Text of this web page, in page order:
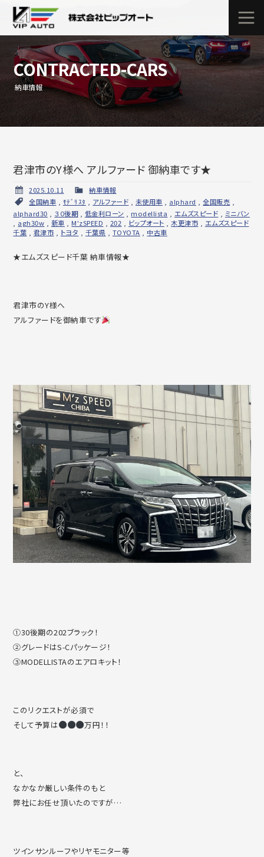
CONTRACTED-CARS
納車情報
君津市のY様へ アルファード 御納車です★
2025.10.11
納車情報
全国納車
ﾓﾃﾞﾘｽﾀ アルファード 未使用車 alphard ,全国販売
alphard30
３０後期, 低金利ローン modellista エムズスピード
ミニバン
agh30w 新車 M'zSPEED 202 ビップオート ,木更津市
エムズスピード
千葉
君津市 トヨタ 千葉県 TOYOTA 中古車
★エムズスピード千葉 納車情報★
君津市のY様へ
アルファードを御納車です
①30後期の202ブラック！
②グレードはS-Cパッケージ！
③MODELLISTAのエアロキット！
このリクエストが必須で
そして予算は
万円！！
と、
なかなか厳しい条件のもと
弊社にお任せ頂いたのですが…
ツインサンルーフやリヤモニター等